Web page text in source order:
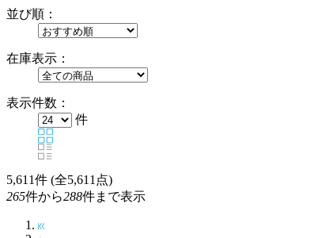
並び順：
在庫表示：
表示件数：
件
5,611件 (全5,611点)
265件から288件まで表示